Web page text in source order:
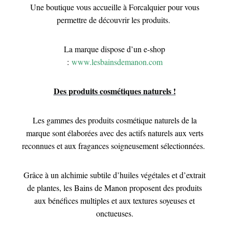
Une boutique vous accueille à Forcalquier pour vous
permettre de découvrir les produits.
La marque dispose d’un e-shop
: www.lesbainsdemanon.com
Des produits cosmétiques naturels !
Les gammes des produits cosmétique naturels de la
marque sont élaborées avec des actifs naturels aux verts
reconnues et aux fragances soigneusement sélectionnées.
Grâce à un alchimie subtile d’huiles végétales et d’extrait
de plantes, les Bains de Manon proposent des produits
aux bénéfices multiples et aux textures soyeuses et
onctueuses.